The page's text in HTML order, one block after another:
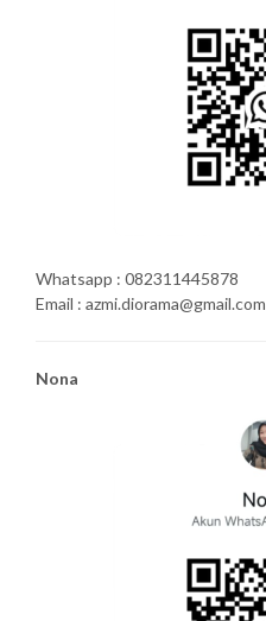
Whatsapp : 082311445878
Email : azmi.diorama@gmail.com
Nona